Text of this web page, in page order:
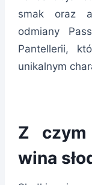
smak oraz
odmiany
Pantellerii,
unikalnym
Z czym
wina